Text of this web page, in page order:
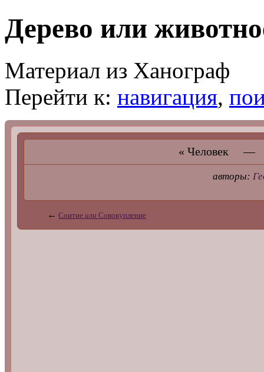
Дерево или
Материал из Ханограф
Перейти к: навигация,
« Человек —
авторы:
← Соитие или Совокупление